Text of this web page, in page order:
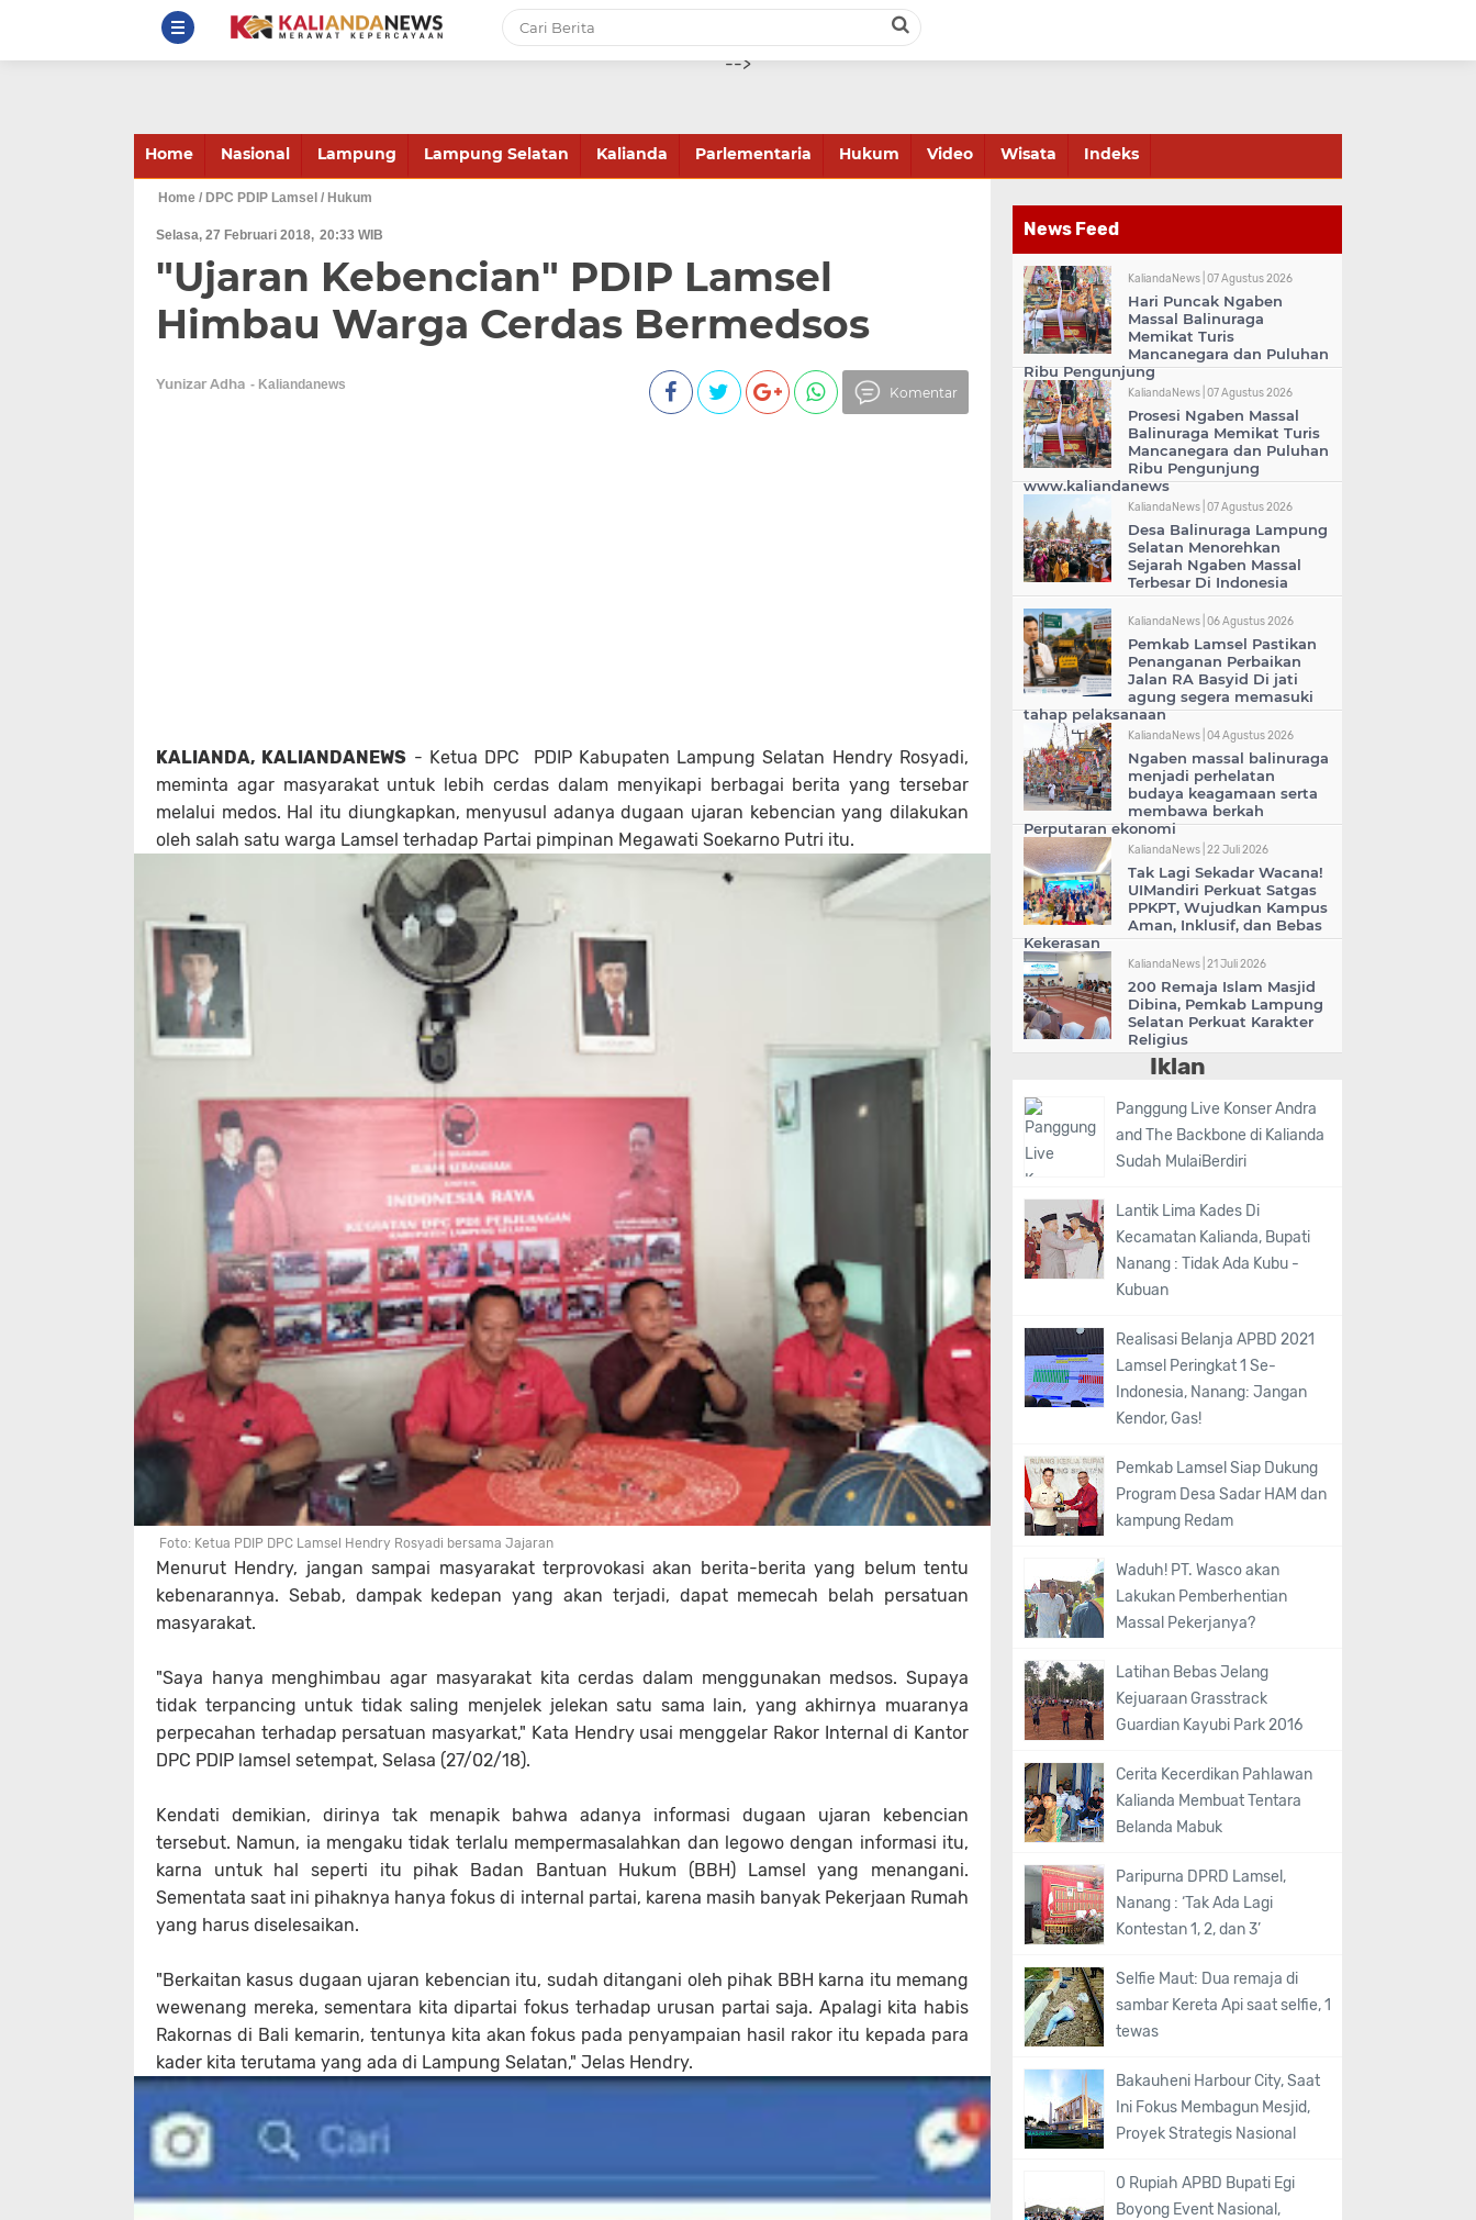
-->
Home Nasional Lampung Lampung Selatan Kalianda Parlementaria Hukum Video Wisata Indeks
Home / DPC PDIP Lamsel / Hukum
Selasa, 27 Februari 2018 20:33 WIB
"Ujaran Kebencian" PDIP Lamsel
Himbau Warga Cerdas Bermedsos
Yunizar Adha
Komentar
KALIANDA, KALIANDANEWS - Ketua DPC PDIP Kabupaten Lampung Selatan Hendry Rosyadi,
meminta agar masyarakat untuk lebih cerdas dalam menyikapi berbagai berita yang tersebar
melalui medos. Hal itu diungkapkan, menyusul adanya dugaan ujaran kebencian yang dilakukan
oleh salah satu warga Lamsel terhadap Partai pimpinan Megawati Soekarno Putri itu.
Foto: Ketua PDIP DPC Lamsel Hendry Rosyadi bersama Jajaran
Menurut Hendry, jangan sampai masyarakat terprovokasi akan berita-berita yang belum tentu
kebenarannya. Sebab, dampak kedepan yang akan terjadi, dapat memecah belah persatuan
masyarakat.
"Saya hanya menghimbau agar masyarakat kita cerdas dalam menggunakan medsos. Supaya
tidak terpancing untuk tidak saling menjelek jelekan satu sama lain, yang akhirnya muaranya
perpecahan terhadap persatuan masyarkat," Kata Hendry usai menggelar Rakor Internal di Kantor
DPC PDIP lamsel setempat, Selasa (27/02/18).
Kendati demikian, dirinya tak menapik bahwa adanya informasi dugaan ujaran kebencian
tersebut. Namun, ia mengaku tidak terlalu mempermasalahkan dan legowo dengan informasi itu,
karna untuk hal seperti itu pihak Badan Bantuan Hukum (BBH) Lamsel yang menangani.
Sementata saat ini pihaknya hanya fokus di internal partai, karena masih banyak Pekerjaan Rumah
yang harus diselesaikan.
"Berkaitan kasus dugaan ujaran kebencian itu, sudah ditangani oleh pihak BBH karna itu memang
wewenang mereka, sementara kita dipartai fokus terhadap urusan partai saja. Apalagi kita habis
Rakornas di Bali kemarin, tentunya kita akan fokus pada penyampaian hasil rakor itu kepada para
kader kita terutama yang ada di Lampung Selatan," Jelas Hendry.
News Feed
KaliandaNews | 07 Agustus 2026
Hari Puncak Ngaben
Massal Balinuraga
Memikat Turis
Mancanegara dan Puluhan
Ribu Pengunjung
KaliandaNews | 07 Agustus 2026
Prosesi Ngaben Massal
Balinuraga Memikat Turis
Mancanegara dan Puluhan
Ribu Pengunjung
www.kaliandanews
KaliandaNews | 07 Agustus 2026
Desa Balinuraga Lampung
Selatan Menorehkan
Sejarah Ngaben Massal
Terbesar Di Indonesia
KaliandaNews | 06 Agustus 2026
Pemkab Lamsel Pastikan
Penanganan Perbaikan
Jalan RA Basyid Di jati
agung segera memasuki
tahap pelaksanaan
KaliandaNews | 04 Agustus 2026
Ngaben massal balinuraga
menjadi perhelatan
budaya keagamaan serta
membawa berkah
Perputaran ekonomi
KaliandaNews | 22 Juli 2026
Tak Lagi Sekadar Wacana!
UIMandiri Perkuat Satgas
PPKPT, Wujudkan Kampus
Aman, Inklusif, dan Bebas
Kekerasan
KaliandaNews | 21 Juli 2026
200 Remaja Islam Masjid
Dibina, Pemkab Lampung
Selatan Perkuat Karakter
Religius
Iklan
Panggung Live Konser Andra
and The Backbone di Kalianda
Sudah MulaiBerdiri
Lantik Lima Kades Di
Kecamatan Kalianda, Bupati
Nanang : Tidak Ada Kubu -
Kubuan
Realisasi Belanja APBD 2021
Lamsel Peringkat 1 Se-
Indonesia, Nanang: Jangan
Kendor, Gas!
Pemkab Lamsel Siap Dukung
Program Desa Sadar HAM dan
kampung Redam
Waduh! PT. Wasco akan
Lakukan Pemberhentian
Massal Pekerjanya?
Latihan Bebas Jelang
Kejuaraan Grasstrack
Guardian Kayubi Park 2016
Cerita Kecerdikan Pahlawan
Kalianda Membuat Tentara
Belanda Mabuk
Paripurna DPRD Lamsel,
Nanang : ‘Tak Ada Lagi
Kontestan 1, 2, dan 3’
Selfie Maut: Dua remaja di
sambar Kereta Api saat selfie, 1
tewas
Bakauheni Harbour City, Saat
Ini Fokus Membagun Mesjid,
Proyek Strategis Nasional
0 Rupiah APBD Bupati Egi
Boyong Event Nasional,